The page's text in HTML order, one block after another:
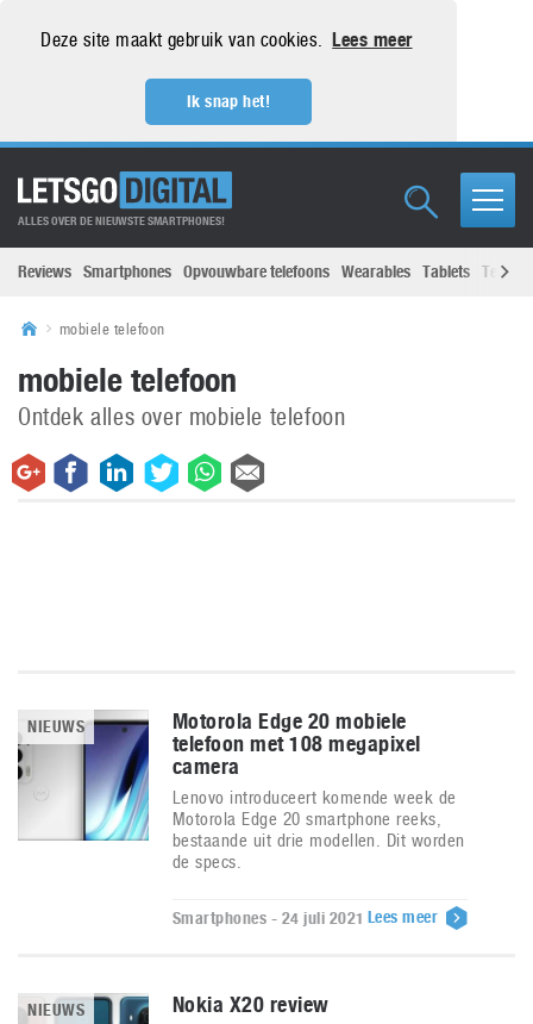
Deze site maakt gebruik van cookies. Lees meer
Ik snap het!
ALLES OVER DE NIEUWSTE SMARTPHONES!
Reviews Smartphones Opvouwbare telefoons Wearables Tablets
mobiele telefoon
mobiele telefoon
Ontdek alles over mobiele telefoon
NIEUWS
Motorola Edge 20 mobiele
telefoon met 108 megapixel
camera
Lenovo introduceert komende week de
Motorola Edge 20 smartphone reeks,
bestaande uit drie modellen. Dit worden
de specs.
Smartphones - 24 juli 2021 Lees meer
NIEUWS Nokia X20 review